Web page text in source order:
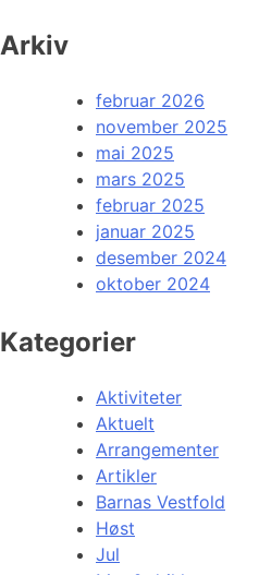
Arkiv
februar 2026
november 2025
mai 2025
mars 2025
februar 2025
januar 2025
desember 2024
oktober 2024
Kategorier
Aktiviteter
Aktuelt
Arrangementer
Artikler
Barnas Vestfold
Høst
Jul